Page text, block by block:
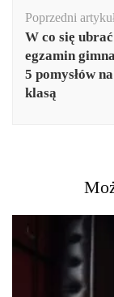
wpisu
Poprzedni
W co się
egzamin
5 pomysłów
klasą